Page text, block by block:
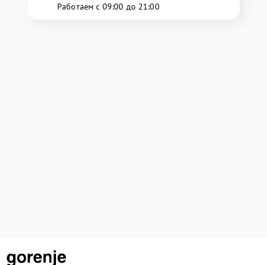
Работаем с 09:00 до 21:00